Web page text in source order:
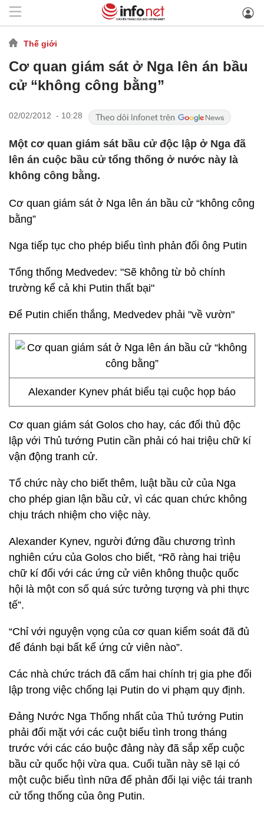
Thế giới
Cơ quan giám sát ở Nga lên án bầu
cử “không công bằng”
02/02/2012 - 10:28
Một cơ quan giám sát bầu cử độc lập ở Nga đã
lên án cuộc bầu cử tổng thống ở nước này là
không công bằng.
Cơ quan giám sát ở Nga lên án bầu cử “không công
bằng”
Nga tiếp tục cho phép biểu tình phản đối ông Putin
Tổng thống Medvedev: "Sẽ không từ bỏ chính
trường kể cả khi Putin thất bại"
Để Putin chiến thắng, Medvedev phải "về vườn"
Alexander Kynev phát biểu tại cuộc họp báo
Cơ quan giám sát Golos cho hay, các đối thủ độc
lập với Thủ tướng Putin cần phải có hai triệu chữ kí
vận động tranh cử.
Tổ chức này cho biết thêm, luật bầu cử của Nga
cho phép gian lận bầu cử, vì các quan chức không
chịu trách nhiệm cho việc này.
Alexander Kynev, người đứng đầu chương trình
nghiên cứu của Golos cho biết, “Rõ ràng hai triệu
chữ kí đối với các ứng cử viên không thuộc quốc
hội là một con số quá sức tưởng tượng và phi thực
tế”.
“Chỉ với nguyện vọng của cơ quan kiểm soát đã đủ
để đánh bại bất kể ứng cử viên nào”.
Các nhà chức trách đã cấm hai chính trị gia phe đối
lập trong việc chống lại Putin do vi phạm quy định.
Đảng Nước Nga Thống nhất của Thủ tướng Putin
phải đối mặt với các cuột biểu tình trong tháng
trước với các cáo buộc đảng này đã sắp xếp cuộc
bầu cử quốc hội vừa qua. Cuối tuần này sẽ lại có
một cuộc biểu tình nữa để phản đối lại việc tái tranh
cử tổng thống của ông Putin.